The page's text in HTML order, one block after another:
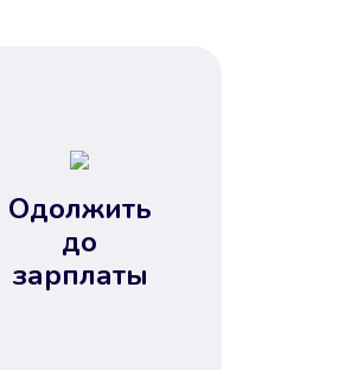
Одолжить
до
зарплаты